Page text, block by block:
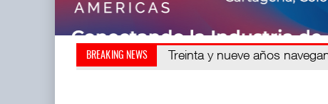
BREAKING NEWS Kanasín, evitar crisis ambien
Treinta y nueve años